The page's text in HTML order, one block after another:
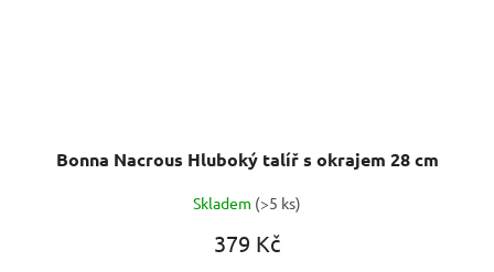
Bonna Nacrous Hluboký talíř s okrajem 28 cm
Skladem (>5 ks)
379 Kč